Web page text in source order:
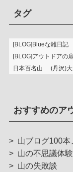
タグ
[BLOG]Blueな雑日記
[BLOG]アウトドアの
日本百名山
(丹沢)
おすすめのア
> 山ブログ100本
> 山の不思議体験
> 山の失敗談